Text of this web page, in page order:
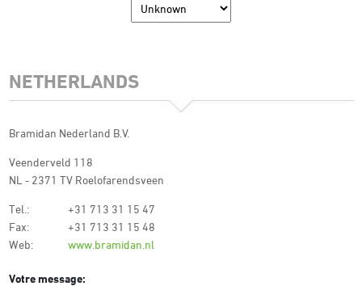
NETHERLANDS
Bramidan Nederland B.V.
Veenderveld 118
NL - 2371 TV Roelofarendsveen
Tel.:
+31 713 31 15 47
Fax:
+31 713 31 15 48
Web:
www.bramidan.nl
Votre message: